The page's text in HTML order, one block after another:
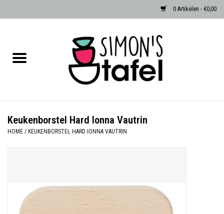
0 Artikelen - €0,00
Albast waxinehouders van Zenza
Keukenborstel Hard Ionna Vautrin
HOME / KEUKENBORSTEL HARD IONNA VAUTRIN